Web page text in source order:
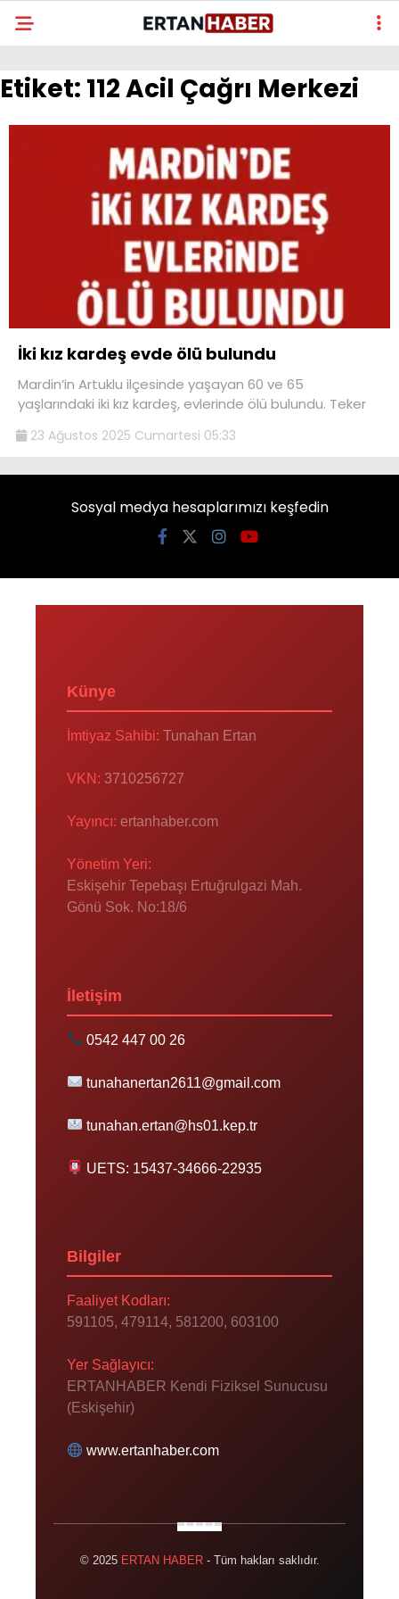
Etiket: 112 Acil Çağrı Merkezi
İki kız kardeş evde ölü bulundu
Mardin’in Artuklu ilçesinde yaşayan 60 ve 65
yaşlarındaki iki kız kardeş, evlerinde ölü bulundu. Teker
23 Ağustos 2025 Cumartesi 05:33
Sosyal medya hesaplarımızı keşfedin
Künye
İmtiyaz Sahibi: Tunahan Ertan
VKN: 3710256727
Yayıncı: ertanhaber.com
Yönetim Yeri:
Eskişehir Tepebaşı Ertuğrulgazi Mah.
Gönü Sok. No:18/6
İletişim
0542 447 00 26
tunahanertan2611@gmail.com
tunahan.ertan@hs01.kep.tr
UETS: 15437-34666-22935
Bilgiler
Faaliyet Kodları:
591105, 479114, 581200, 603100
Yer Sağlayıcı:
ERTANHABER Kendi Fiziksel Sunucusu
(Eskişehir)
www.ertanhaber.com
© 2025 ERTAN HABER- Tüm hakları saklıdır.